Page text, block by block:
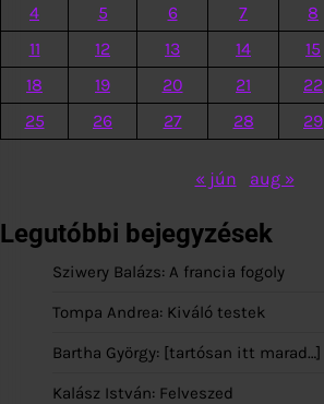
4
5 6 7 8
11
12 13 14 15
18
19 20 21 22
25
26 27 28 29
« jún aug »
Legutóbbi bejegyzések
Sziwery Balázs: A francia fogoly
Tompa Andrea: Kiváló testek
Bartha György: [tartósan itt marad…]
Kalász István: Felveszed